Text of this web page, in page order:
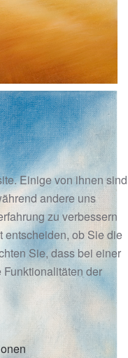
Einige von ihnen sind
andere uns
zu verbessern
entscheiden, ob Sie die
Sie, dass bei einer
der